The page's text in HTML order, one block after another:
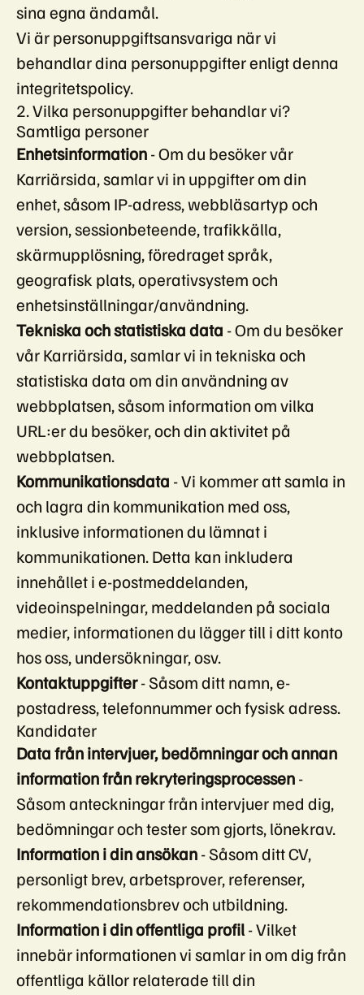
sina egna ändamål.
Vi är personuppgiftsansvariga när vi
behandlar dina personuppgifter enligt denna
integritetspolicy.
2. Vilka personuppgifter behandlar vi?
Samtliga personer
Enhetsinformation- Om du besöker vår
Karriärsida, samlar vi in uppgifter om din
enhet, såsom IP-adress, webbläsartyp och
version, sessionbeteende, trafikkälla,
skärmupplösning, föredraget språk,
geografisk plats, operativsystem och
enhetsinställningar/användning.
Tekniska och statistiska data - Om du besöker
vår Karriärsida, samlar vi in tekniska och
statistiska data om din användning av
webbplatsen, såsom information om vilka
URL:er du besöker, och din aktivitet på
webbplatsen.
Kommunikationsdata - Vi kommer att samla in
och lagra din kommunikation med oss,
inklusive informationen du lämnat i
kommunikationen. Detta kan inkludera
innehållet i e-postmeddelanden,
videoinspelningar, meddelanden på sociala
medier, informationen du lägger till i ditt konto
hos oss, undersökningar, osv.
Kontaktuppgifter- Såsom ditt namn, e-
postadress, telefonnummer och fysisk adress.
Kandidater
Data från intervjuer, bedömningar och annan
information från rekryteringsprocessen-
Såsom anteckningar från intervjuer med dig,
bedömningar och tester som gjorts, lönekrav.
Information i din ansökan- Såsom ditt CV,
personligt brev, arbetsprover, referenser,
rekommendationsbrev och utbildning.
Information i din offentliga profil- Vilket
innebär informationen vi samlar in om dig från
offentliga källor relaterade till din